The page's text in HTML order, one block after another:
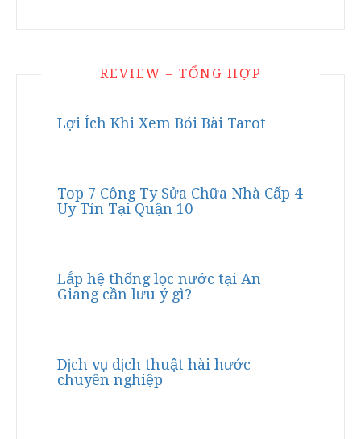
REVIEW – TỔNG HỢP
Lợi Ích Khi Xem Bói Bài Tarot
Top 7 Công Ty Sửa Chữa Nhà Cấp 4
Uy Tín Tại Quận 10
Lắp hệ thống lọc nước tại An
Giang cần lưu ý gì?
Dịch vụ dịch thuật hài hước
chuyên nghiệp